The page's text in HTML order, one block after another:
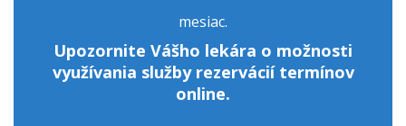
mesiac.
Upozornite Vášho lekára o možnosti
využívania služby rezervácií termínov
online.